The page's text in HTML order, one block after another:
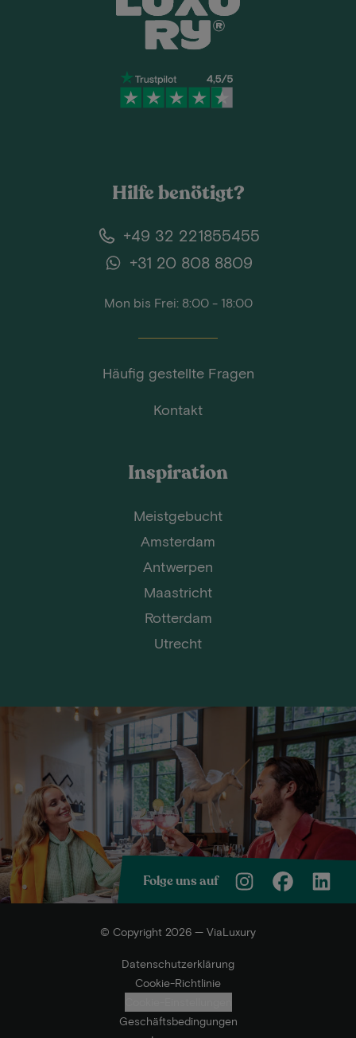
Hilfe benötigt?
+49 32 221855455
+31 20 808 8809
Mon bis Frei: 8:00 - 18:00
Häufig gestellte Fragen
Kontakt
Inspiration
Meistgebucht
Amsterdam
Antwerpen
Maastricht
Rotterdam
Utrecht
Folge uns auf
© Copyright 2026 — ViaLuxury
Datenschutzerklärung
Cookie-Richtlinie
Geschäftsbedingungen